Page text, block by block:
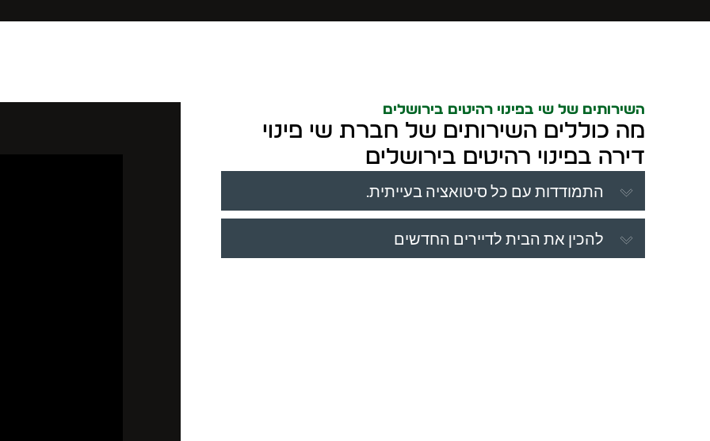
השירותים של שי בפינוי רהיטים בירושלים
מה כוללים השירותים של חברת שי פינוי
דירה בפינוי רהיטים בירושלים
התמודדות עם כל סיטואציה בעייתית.
להכין את הבית לדיירים החדשים